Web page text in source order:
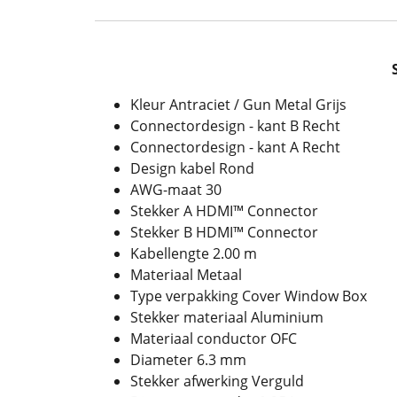
Kleur Antraciet / Gun Metal Grijs
Connectordesign - kant B Recht
Connectordesign - kant A Recht
Design kabel Rond
AWG-maat 30
Stekker A HDMI™ Connector
Stekker B HDMI™ Connector
Kabellengte 2.00 m
Materiaal Metaal
Type verpakking Cover Window Box
Stekker materiaal Aluminium
Materiaal conductor OFC
Diameter 6.3 mm
Stekker afwerking Verguld